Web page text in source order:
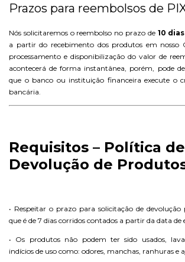
Prazos para reembolsos de
Nós solicitaremos o reembolso no prazo de 10
a partir do recebimento dos produtos em nosso
processamento e disponibilização do valor de
acontecerá de forma instantânea, porém, pode
que o banco ou instituição financeira execute o
bancária.
Requisitos – Política de
Devolução de
• Respeitar o prazo para solicitação de
que é de 7 dias corridos contados a partir da data
• Os produtos não podem ter sido usados,
indícios de uso como: odores, manchas, ranhuras e